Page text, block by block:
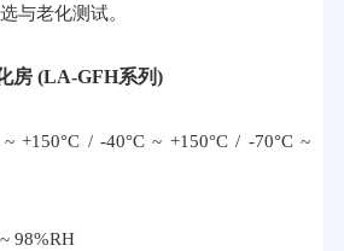
与老化测试。
房 (LA-GFH系列)
~ +150°C / -40°C ~ +150°C / -70°C ~
98%RH